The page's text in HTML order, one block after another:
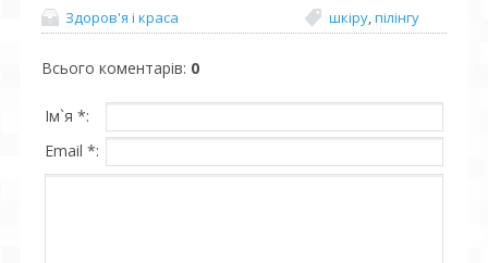
Здоров'я і краса шкіру пілінгу
Всього коментарів: 0
Ім`я *:
Email *: